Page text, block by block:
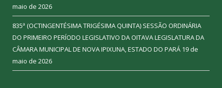
maio de 2026
835ª (OCTINGENTÉSIMA TRIGÉSIMA QUINTA) SESSÃO ORDINÁRIA
DO PRIMEIRO PERÍODO LEGISLATIVO DA OITAVA LEGISLATURA DA
CÂMARA MUNICIPAL DE NOVA IPIXUNA, ESTADO DO PARÁ 19 de
maio de 2026